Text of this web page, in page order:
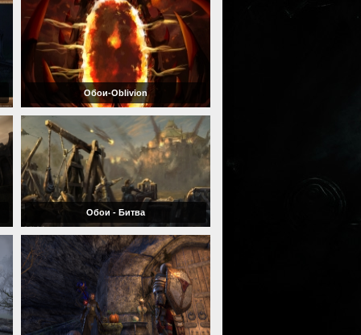
Обои-Oblivion
Обои - Битва